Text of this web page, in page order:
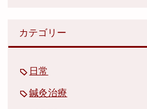
カテゴリー
日常
鍼灸治療